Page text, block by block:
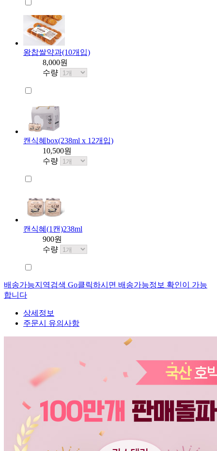
왕찹쌀약과(10개입)
8,000원
수량
캔식혜box(238ml x 12개입)
10,500원
수량
캔식혜(1캔)238ml
900원
수량
배송가능지역검색 Go클릭하시면 배송가능정보 확인이 가능
합니다
상세정보
주문시 유의사항